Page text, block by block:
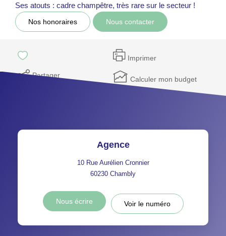
Ses atouts : cadre champêtre, très rare sur le secteur !
Nos honoraires Nous contacter
Imprimer
Partager Calculer mon budget
Agence
10 Rue Aurélien Cronnier
60230 Chambly
Nous écrire Voir le numéro